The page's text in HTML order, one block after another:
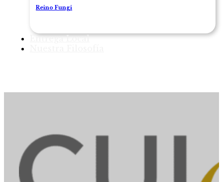
Reino Fungi
Entrega Local